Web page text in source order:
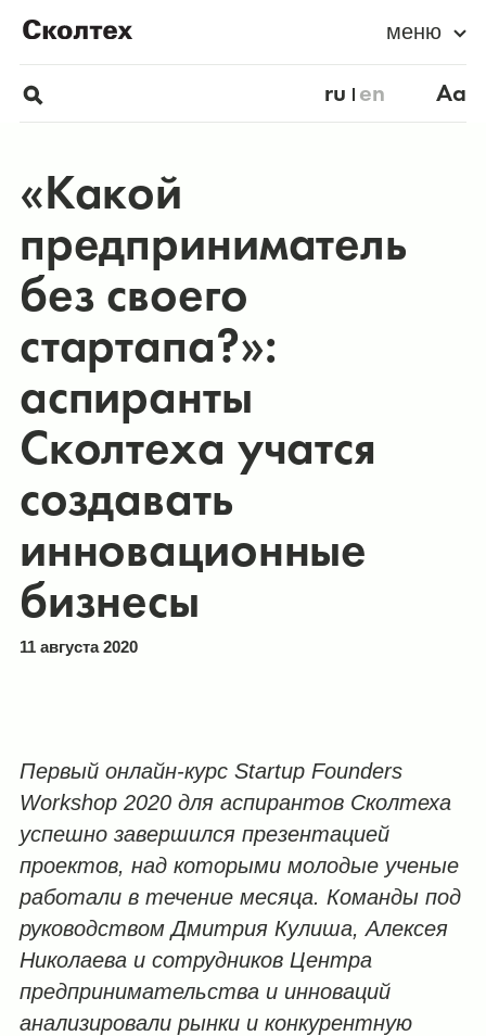
меню
ru en Aa
«Какой
предприниматель
без своего
стартапа?»:
аспиранты
Сколтеха учатся
создавать
инновационные
бизнесы
11 августа 2020
Первый онлайн-курс StartupFounders
Workshop2020 для аспирантов Сколтеха
успешно завершился презентацией
проектов, над которыми молодые ученые
работали в течение месяца. Команды под
руководством Дмитрия Кулиша, Алексея
Николаева и сотрудников Центра
предпринимательства и инноваций
анализировали рынки и конкурентную